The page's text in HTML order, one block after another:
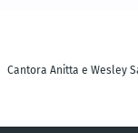
Cantora Anitta e Wesley